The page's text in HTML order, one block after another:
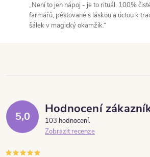
„Není to jen nápoj - je to rituál. 100%
farmářů, pěstované s láskou a úctou k
šálek v magický okamžik.“
5,0
Hodnocení
103 hodnocení
Zobrazit recenze